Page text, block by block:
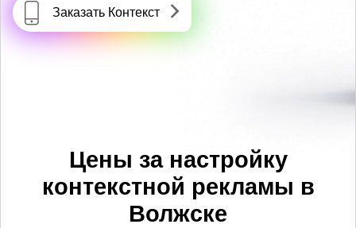
Заказать Контекст
Цены за настройку
контекстной рекламы в
Волжске